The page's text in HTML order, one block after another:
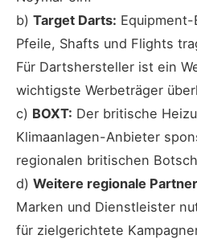
b) Target Darts:
Pfeile, Shafts und Flights
Für Dartshersteller ist ein
wichtigste Werbeträger
c) BOXT: Der britische
Klimaanlagen-Anbieter
regionalen britischen
d) Weitere regionale
Marken und Dienstleister
für zielgerichtete